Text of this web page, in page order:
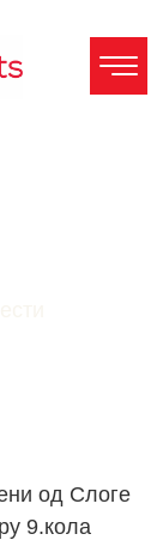
од Слоге
9.кола